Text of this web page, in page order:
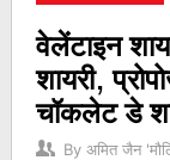
वेलेंटाइन
शायरी,
चॉकलेट डे
By अमित जैन